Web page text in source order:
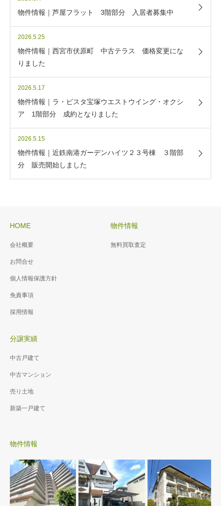
物件情報｜芦屋フラット 3階部分 入居者募集中
2026.5.25
物件情報｜西宮市伏原町 中古テラス 価格変更にな
りました
2026.5.17
物件情報｜ラ・ビスタ宝塚ウエストウイング・オクシ
ア 1階部分 成約となりました
2026.5.15
物件情報｜近鉄南港ガーデンハイツ２３号棟 ３階部
分 販売開始しました
HOME
会社概要
お問合せ
個人情報保護方針
免責事項
採用情報
物件情報
無料買取査定
分譲実績
中古戸建て
中古マンション
売り土地
新築一戸建て
物件情報